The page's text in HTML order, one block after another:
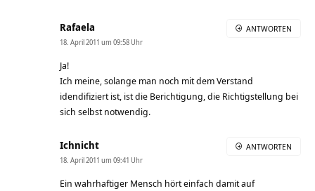
Rafaela
18. April 2011 um 09:58 Uhr
Ja!
Ich meine, solange man noch mit dem Verstand
idendifiziert ist, ist die Berichtigung, die Richtigstellung bei
sich selbst notwendig.
ANTWORTEN
Ichnicht
18. April 2011 um 09:41 Uhr
Ein wahrhaftiger Mensch hört einfach damit auf
ANTWORTEN